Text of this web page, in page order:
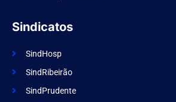
Sindicatos
SindHosp
SindRibeirão
SindPrudente